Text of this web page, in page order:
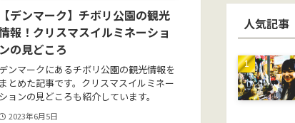
【デンマーク】チボリ公園の観光
報！クリスマスイルミネーショ
ンの見どころ
デンマークにあるチボリ公園の観光情報を
まとめた記事です。クリスマスイルミネー
ションの見どころも紹介しています。
2023年6月5日
人気記事